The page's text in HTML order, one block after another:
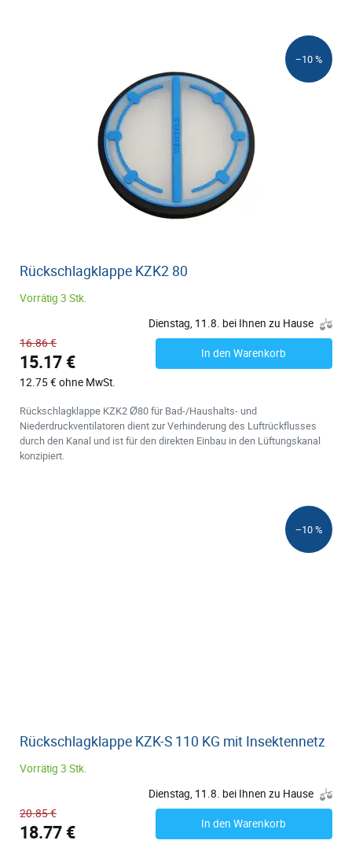
−10 %
Rückschlagklappe KZK2 80
Vorrätig 3 Stk.
Dienstag, 11.8. bei Ihnen zu Hause
16.86 €
15.17 €
12.75 € ohne MwSt.
In den Warenkorb
Rückschlagklappe KZK2 Ø80 für Bad-/Haushalts- und
Niederdruckventilatoren dient zur Verhinderung des Luftrückflusses
durch den Kanal und ist für den direkten Einbau in den Lüftungskanal
konzipiert.
−10 %
Rückschlagklappe KZK-S 110 KG mit Insektennetz
Vorrätig 3 Stk.
Dienstag, 11.8. bei Ihnen zu Hause
20.85 €
18.77 € In den Warenkorb